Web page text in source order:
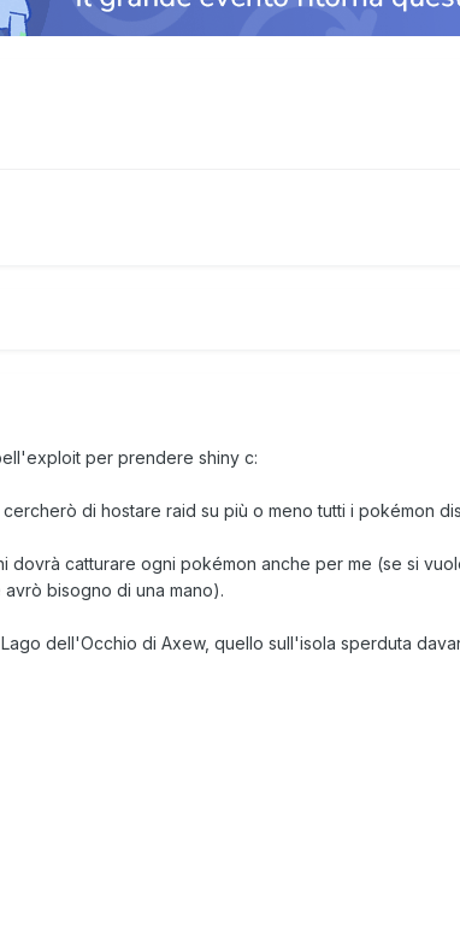
per prendere shiny c:
di hostare raid su più o meno tutti i pokémon
dovrà catturare ogni pokémon anche per me (se si
bisogno di una mano).
dell'Occhio di Axew, quello sull'isola sperduta